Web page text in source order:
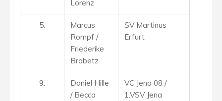
Lorenz
5.
Marcus
Rompf /
Friederike
Brabetz
SV Martinus
Erfurt
9.
Daniel Hille
/ Becca
VC Jena 08 /
1.VSV Jena